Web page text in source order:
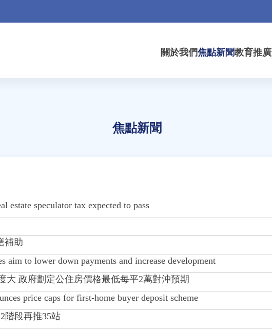
關於我們焦點新聞教育推廣
焦點新聞
estate speculator tax expected to pass
補助
aim to lower down payments and increase development
大 政府劃定公住房價格最低每平2萬對沖預期
price caps for first-home buyer deposit scheme
階段再推35站